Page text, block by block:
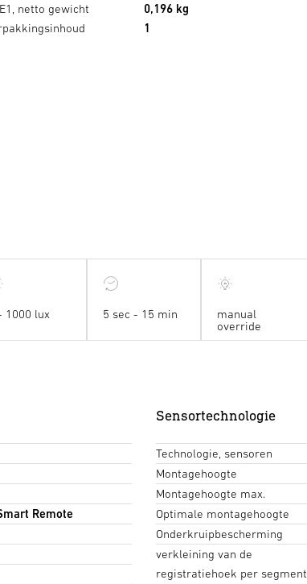
netto gewicht
0,196 kg
1
1000 lux 5 sec - 15 min
manual
override
Remote
Sensortechnologie
Technologie, sensoren
Montagehoogte
Montagehoogte max.
Optimale montagehoogte
Onderkruipbescherming
verkleining van de
registratiehoek per segment